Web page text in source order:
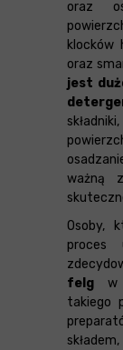
oraz
klocków
oraz
jest
ważną
Osoby,
proces
felg w
takiego